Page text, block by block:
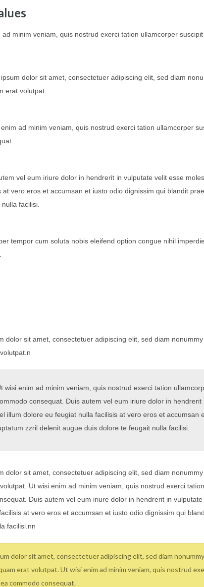
ad minim veniam, quis nostrud exerci tation ullamcorper
dolor sit amet, consectetuer adipiscing elit, sed diam
erat volutpat.
enim ad minim veniam, quis nostrud exerci tation ullamcorper
vel eum iriure dolor in hendrerit in vulputate velit esse
at vero eros et accumsan et iusto odio dignissim qui blandit
facilisi.
tempor cum soluta nobis eleifend option congue nihil
dolor sit amet, consectetuer adipiscing elit, sed diam
wisi enim ad minim veniam, quis nostrud exerci tation
consequat. Duis autem vel eum iriure dolor in
illum dolore eu feugiat nulla facilisis at vero eros et accumsan
zzril delenit augue duis dolore te feugait nulla facilisi.
dolor sit amet, consectetuer adipiscing elit, sed diam
Ut wisi enim ad minim veniam, quis nostrud exerci
Duis autem vel eum iriure dolor in hendrerit in
at vero eros et accumsan et iusto odio dignissim qui
facilisi.nn
dolor sit amet, consectetuer adipiscing elit, sed diam
erat volutpat. Ut wisi enim ad minim veniam, quis nostrud
commodo consequat.